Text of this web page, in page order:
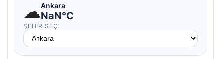
☁Ankara
NaN°C
ŞEHIR SEÇ